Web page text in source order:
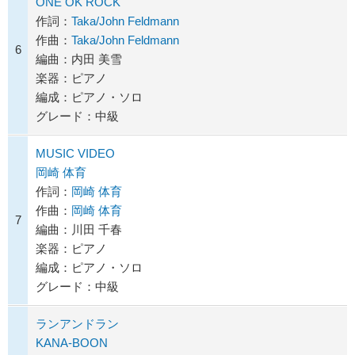
6
作詞： Taka/John Feldmann
作曲： Taka/John Feldmann
編曲：内田 美雪
楽器：ピアノ
編成：ピアノ・ソロ
グレード：中級
7
MUSIC VIDEO
岡崎 体育
作詞： 岡崎 体育
作曲： 岡崎 体育
編曲：川田 千春
楽器：ピアノ
編成：ピアノ・ソロ
グレード：中級
ランアンドラン
KANA-BOON